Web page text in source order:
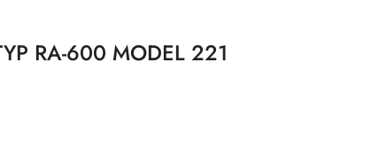
RA-600 MODEL 221